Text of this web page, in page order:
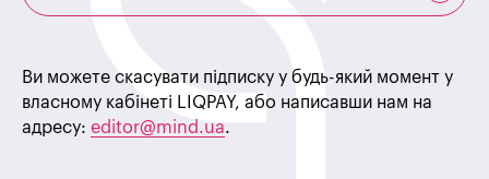
Ви можете скасувати підписку у будь-який момент у
власному кабінеті LIQPAY, або написавши нам на
адресу: editor@mind.ua.